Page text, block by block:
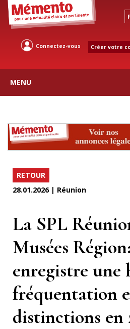
Connectez-vous Créer votre
MENU
RETOUR
28.01.2026 | Réunion
La SPL
Musées
enregistre une
fréquentation
distinctions en